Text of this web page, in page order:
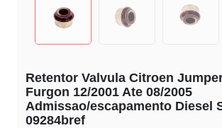
Retentor Valvula Citroen
Furgon 12/2001 Ate 08/2005
Admissao/escapamento Diesel
09284bref